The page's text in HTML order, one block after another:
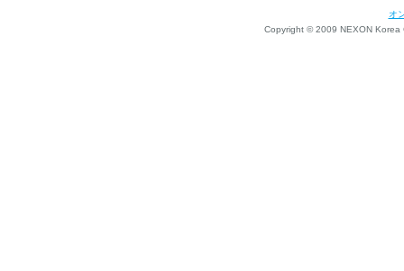
オ
Copyright © 2009 NEXON Korea